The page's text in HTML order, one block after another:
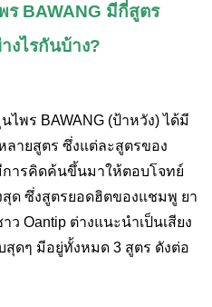
BAWANG มีกี่สูตร
งไรกันบ้าง?
ไพร BAWANG (ป้าหวัง) ได้มี
ลายสูตร ซึ่งแต่ละสูตรของ
ารคิดค้นขึ้นมาให้ตอบโจทย์
ด ซึ่งสูตรยอดฮิตของแชมพู ยา
ว Oantip ต่างแนะนำเป็นเสียง
ดๆ มีอยู่ทั้งหมด 3 สูตร ดังต่อ